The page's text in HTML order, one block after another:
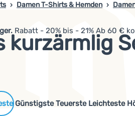
Damen T-Shirts & Hemden
kurzärmlig
Rabatt - 20% bis - 21% Ab 60 €
Günstigste Teuerste Leichteste
Produkte